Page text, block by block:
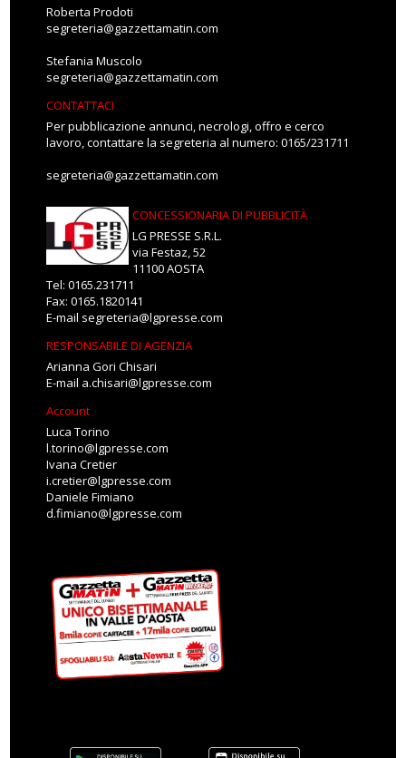
Roberta Prodoti
segreteria@gazzettamatin.com
Stefania Muscolo
segreteria@gazzettamatin.com
CONTATTACI
Per pubblicazione annunci, necrologi, offro e cerco
lavoro, contattare la segreteria al numero: 0165/231711
segreteria@gazzettamatin.com
CONCESSIONARIA DI PUBBLICITÀ
LG PRESSE S.R.L.
via Festaz, 52
11100 AOSTA
Tel: 0165.231711
Fax: 0165.1820141
E-mail segreteria@lgpresse.com
RESPONSABILE DI AGENZIA
Arianna Gori Chisari
E-mail a.chisari@lgpresse.com
Account
Luca Torino
l.torino@lgpresse.com
Ivana Cretier
i.cretier@lgpresse.com
Daniele Fimiano
d.fimiano@lgpresse.com